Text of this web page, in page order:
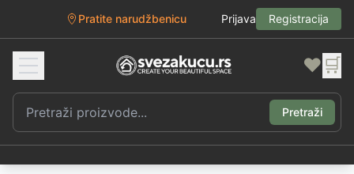
Pratite narudžbenicu Prijava Registracija
❤️ 🛒
Pretraži